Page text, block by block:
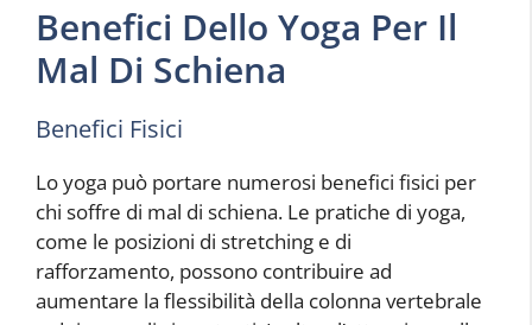
Benefici Dello Yoga Per Il
Mal Di Schiena
Benefici Fisici
Lo yoga può portare numerosi benefici fisici per
chi soffre di mal di schiena. Le pratiche di yoga,
come le posizioni di stretching e di
rafforzamento, possono contribuire ad
aumentare la flessibilità della colonna vertebrale